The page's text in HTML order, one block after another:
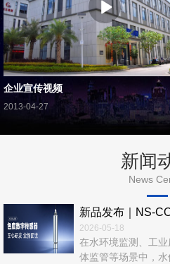
企业宣传视频
2013-04-27
新闻
News
新品发布｜
2026-05-18
在水环境监测、工
体监管等场景中，